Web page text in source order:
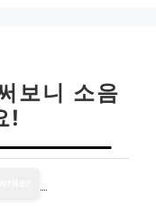
보니 소음
!